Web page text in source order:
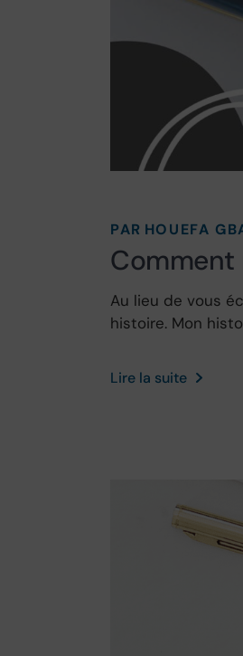
PAR HOUEFA
Comment
Au lieu de vous
histoire. Mon
Lire la suite